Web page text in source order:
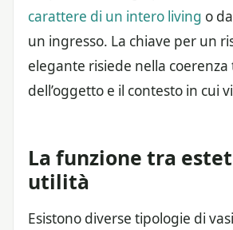
carattere di un intero living o
un ingresso. La chiave per un
elegante risiede nella
dell’oggetto e il contesto in cui
La funzione tra
utilità
Esistono diverse tipologie di